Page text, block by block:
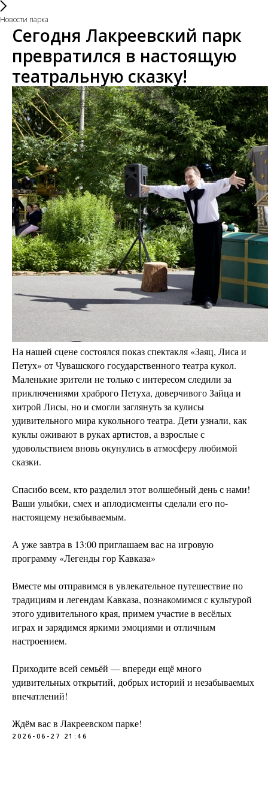
Новости парка
Сегодня Лакреевский парк
превратился в настоящую
театральную сказку!
На нашей сцене состоялся показ спектакля «Заяц, Лиса и
Петух» от Чувашского государственного театра кукол.
Маленькие зрители не только с интересом следили за
приключениями храброго Петуха, доверчивого Зайца и
хитрой Лисы, но и смогли заглянуть за кулисы
удивительного мира кукольного театра. Дети узнали, как
куклы оживают в руках артистов, а взрослые с
удовольствием вновь окунулись в атмосферу любимой
сказки.
Спасибо всем, кто разделил этот волшебный день с нами!
Ваши улыбки, смех и аплодисменты сделали его по-
настоящему незабываемым.
А уже завтра в 13:00 приглашаем вас на игровую
программу «Легенды гор Кавказа»
Вместе мы отправимся в увлекательное путешествие по
традициям и легендам Кавказа, познакомимся с культурой
этого удивительного края, примем участие в весёлых
играх и зарядимся яркими эмоциями и отличным
настроением.
Приходите всей семьёй — впереди ещё много
удивительных открытий, добрых историй и незабываемых
впечатлений!
Ждём вас в Лакреевском парке!
2026-06-27 21:46